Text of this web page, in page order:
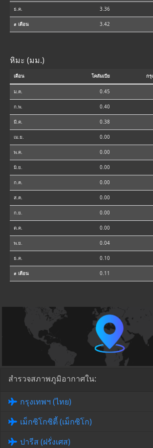
ธ.ค. 3.36
⌀ เดือน 3.42
หิมะ (มม.)
เดือน โคลัมเบีย กรุ
ม.ค. 0.45
ก.พ. 0.40
มี.ค. 0.38
เม.ย. 0.00
พ.ค. 0.00
มิ.ย. 0.00
ก.ค. 0.00
ส.ค. 0.00
ก.ย. 0.00
ต.ค. 0.00
พ.ย. 0.04
ธ.ค. 0.10
⌀ เดือน 0.11
สำรวจสภาพภูมิอากาศใน:
กรุงเทพฯ (ไทย)
เม็กซิโกซิตี้ (เม็กซิโก)
ปารีส (ฝรั่งเศส)